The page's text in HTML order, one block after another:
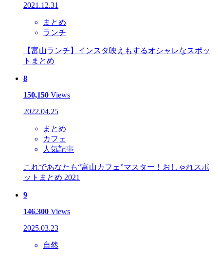
2021.12.31
まとめ
ランチ
【富山ランチ】インスタ映えもするオシャレなスポッ
トまとめ
8
150,150 Views
2022.04.25
まとめ
カフェ
人気記事
これであなたも“富山カフェ”マスター！おしゃれスポ
ットまとめ 2021
9
146,300 Views
2025.03.23
自然